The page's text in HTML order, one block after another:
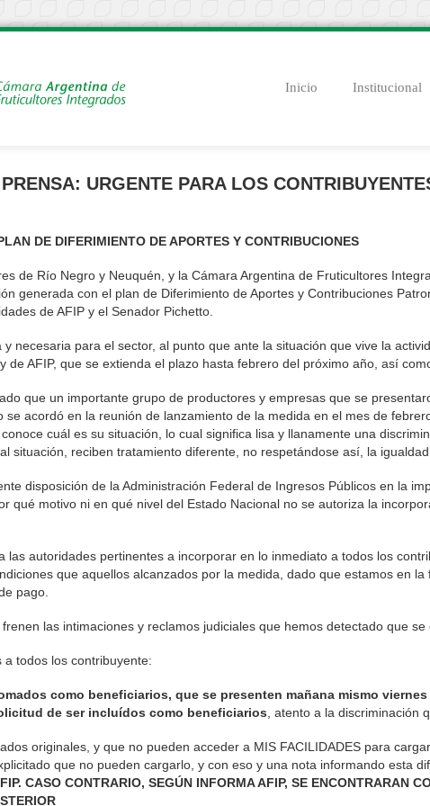
Inicio Institucional
URGENTE PARA LOS
DE DIFERIMIENTO DE APORTES Y CONTRIBUCIONES
de Río Negro y Neuquén, y la Cámara Argentina de Fruticultores
generada con el plan de Diferimiento de Aportes y Contribuciones
de AFIP y el Senador Pichetto.
necesaria para el sector, al punto que ante la situación que vive la
de AFIP, que se extienda el plazo hasta febrero del próximo año, así
que un importante grupo de productores y empresas que se
se acordó en la reunión de lanzamiento de la medida en el mes de
cuál es su situación, lo cual significa lisa y llanamente una
situación, reciben tratamiento diferente, no respetándose así, la igualdad
disposición de la Administración Federal de Ingresos Públicos en la
qué motivo ni en qué nivel del Estado Nacional no se autoriza la
las autoridades pertinentes a incorporar en lo inmediato a todos los
que aquellos alcanzados por la medida, dado que estamos en la
pago.
las intimaciones y reclamos judiciales que hemos detectado que se
todos los contribuyente:
como beneficiarios, que se presenten mañana mismo
de ser incluídos como beneficiarios , atento a la discriminación
originales, y que no pueden acceder a MIS FACILIDADES para
que no pueden cargarlo, y con eso y una nota informando esta
CASO CONTRARIO, SEGÚN INFORMA AFIP, SE ENCONTRARAN